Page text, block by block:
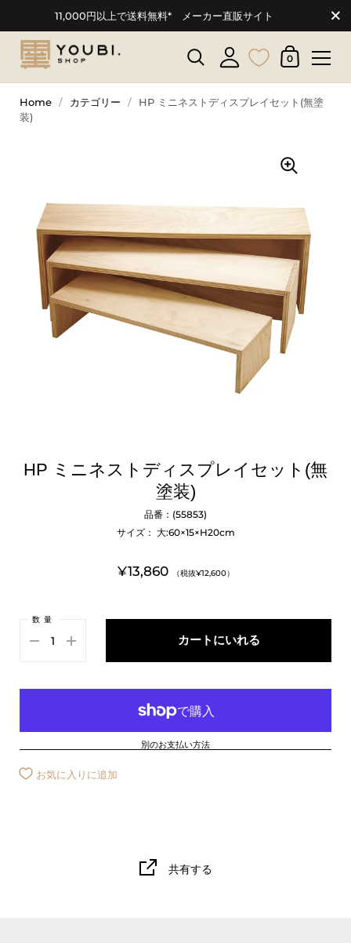
11,000円以上で送料無料* メーカー直販サイト
0
HP ミニネストディスプレイセット(無
塗装)
品番：(55853)
サイズ： 大:60×15×H20cm
¥13,860 （税抜¥12,600）
数量
カートにいれる
別のお支払い方法
お気に入りに追加
共有する
Home / カテゴリー /
HP ミニネストディスプレイセット(無塗
装)